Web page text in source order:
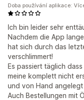
Ich bin leider sehr
Nachdem die App
hat sich durch das
verschlimmert!
Es passiert täglich
meine komplett nicht
und von Hand angelegt
Auch Bestellungen mit
Doba používání aplikace: